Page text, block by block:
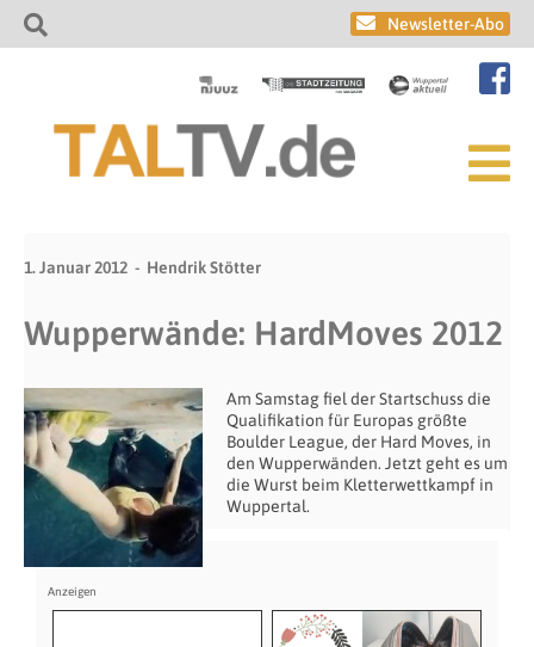
Newsletter-Abo
1. Januar 2012 Hendrik Stötter
Wupperwände: HardMoves 2012
Am Samstag fiel der Startschuss die
Qualifikation für Europas größte
Boulder League, der Hard Moves, in
den Wupperwänden. Jetzt geht es um
die Wurst beim Kletterwettkampf in
Wuppertal.